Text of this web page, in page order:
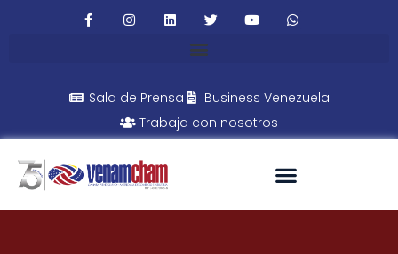
Sala de Prensa
Business Venezuela
Trabaja con nosotros